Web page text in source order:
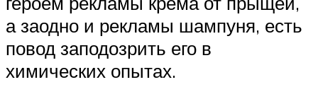
а заодно и рекламы шампуня, есть
повод заподозрить его в
химических опытах.